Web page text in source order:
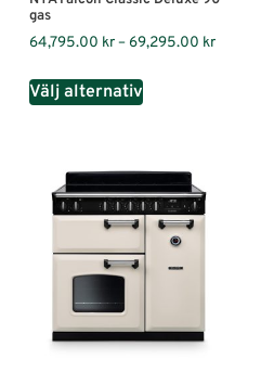
gas
64,795.00 kr– 69,295.00 kr
Välj alternativ